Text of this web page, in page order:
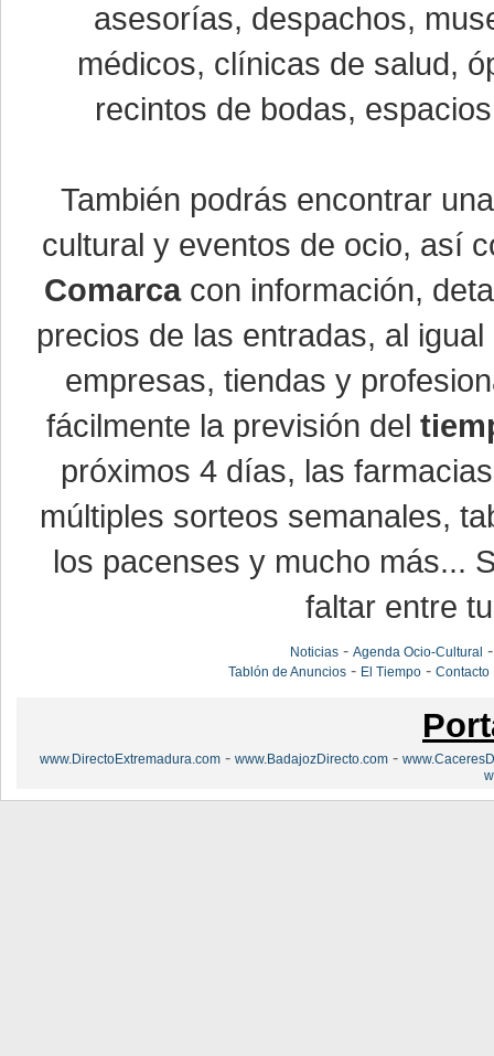
asesorías, despachos,
médicos, clínicas de salud,
recintos de bodas,
También podrás encontrar
cultural y eventos de ocio, así
Comarcacon información,
precios de las entradas, al
empresas, tiendas y
fácilmente la previsión del
próximos 4 días, las
múltiples sorteos semanales,
los pacenses y mucho más...
faltar entre
Noticias -Agenda Ocio-Cultural
Tablón de Anuncios - El Tiempo -Contacto
www.DirectoExtremadura.com - www.BadajozDirecto.com -